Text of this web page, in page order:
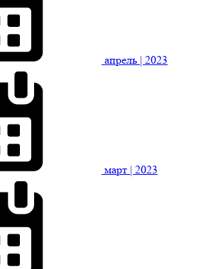
апрель | 2023
март | 2023